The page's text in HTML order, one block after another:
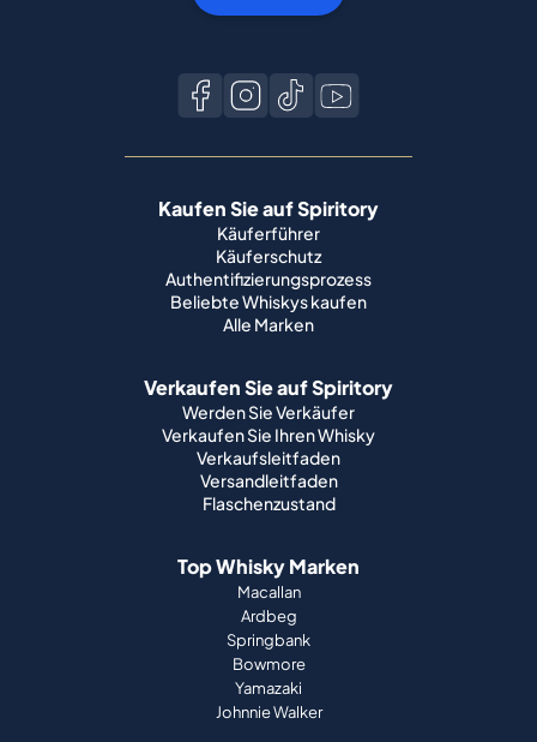
Kaufen Sie auf Spiritory
Käuferführer
Käuferschutz
Authentifizierungsprozess
Beliebte Whiskys kaufen
Alle Marken
Verkaufen Sie auf Spiritory
Werden Sie Verkäufer
Verkaufen Sie Ihren Whisky
Verkaufsleitfaden
Versandleitfaden
Flaschenzustand
Top Whisky Marken
Macallan
Ardbeg
Springbank
Bowmore
Yamazaki
Johnnie Walker